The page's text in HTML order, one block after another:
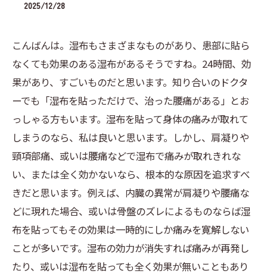
2025/12/28
こんばんは。湿布もさまざまなものがあり、患部に貼ら
なくても効果のある湿布があるそうですね。24時間、効
果があり、すごいものだと思います。知り合いのドクタ
ーでも「湿布を貼っただけで、治った腰痛がある」とお
っしゃる方もいます。湿布を貼って身体の痛みが取れて
しまうのなら、私は良いと思います。しかし、肩凝りや
頸項部痛、或いは腰痛などで湿布で痛みが取れきれな
い、または全く効かないなら、根本的な原因を追求すべ
きだと思います。例えば、内臓の異常が肩凝りや腰痛な
どに現れた場合、或いは骨盤のズレによるものならば湿
布を貼ってもその効果は一時的にしか痛みを寛解しない
ことが多いです。湿布の効力が消失すれば痛みが再発し
たり、或いは湿布を貼っても全く効果が無いこともあり